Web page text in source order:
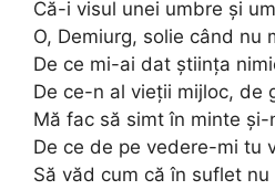
Că-i visul unei umbre şi
O, Demiurg, solie când nu
De ce mi-ai dat ştiinţa
De ce-n al vieţii mijloc, de
Mă fac să simt în minte şi-
De ce de pe vedere-mi tu
Să văd cum că în suflet